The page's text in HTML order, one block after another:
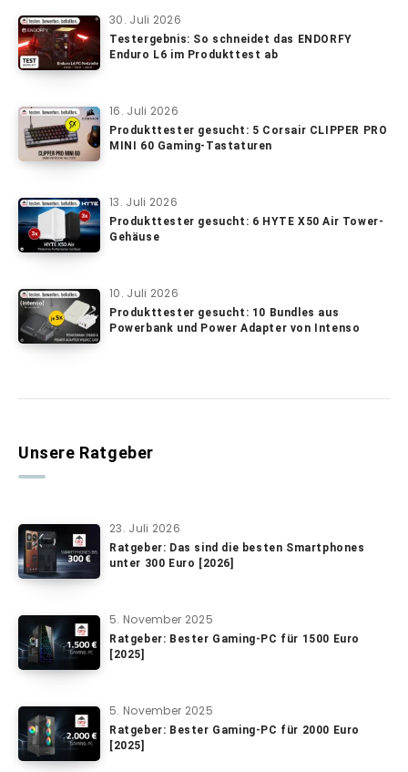
30. Juli 2026
Testergebnis: So schneidet das ENDORFY
Enduro L6 im Produkttest ab
16. Juli 2026
Produkttester gesucht: 5 Corsair CLIPPER PRO
MINI 60 Gaming-Tastaturen
13. Juli 2026
Produkttester gesucht: 6 HYTE X50 Air Tower-
Gehäuse
10. Juli 2026
Produkttester gesucht: 10 Bundles aus
Powerbank und Power Adapter von Intenso
Unsere Ratgeber
23. Juli 2026
Ratgeber: Das sind die besten Smartphones
unter 300 Euro [2026]
5. November 2025
Ratgeber: Bester Gaming-PC für 1500 Euro
[2025]
5. November 2025
Ratgeber: Bester Gaming-PC für 2000 Euro
[2025]